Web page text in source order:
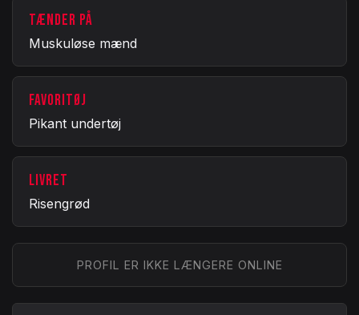
TÆNDER PÅ
Muskuløse mænd
FAVORITØJ
Pikant undertøj
LIVRET
Risengrød
PROFIL ER IKKE LÆNGERE ONLINE